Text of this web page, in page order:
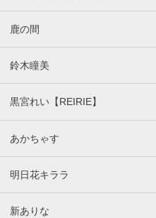
鹿の間
鈴木瞳美
黒宮れい【REIRIE】
あかちゃす
明日花キララ
新ありな